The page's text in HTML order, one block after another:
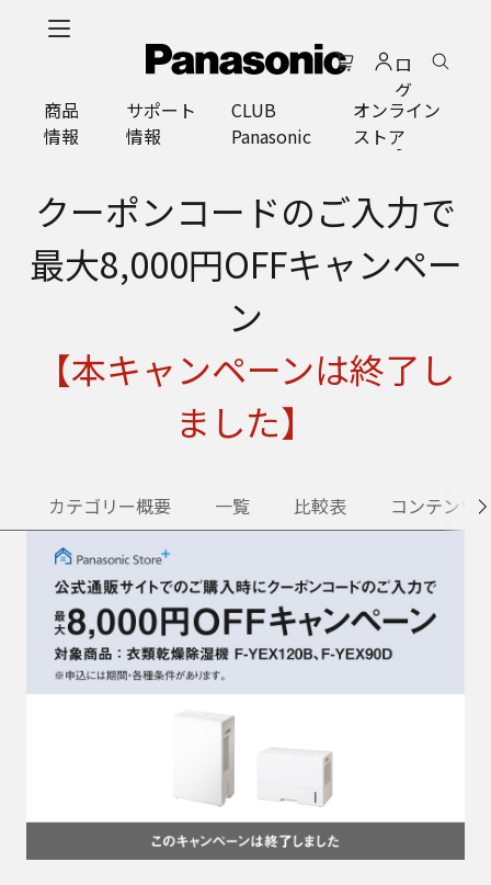
ロ
グ
イ
ン
商品
情報
サポート
情報
CLUB
Panasonic
オンライン
ストア
クーポンコードのご入力で
最大8,000円OFFキャンペー
ン
【本キャンペーンは終了し
ました】
カテゴリー概要 一覧 比較表 コンテンツ